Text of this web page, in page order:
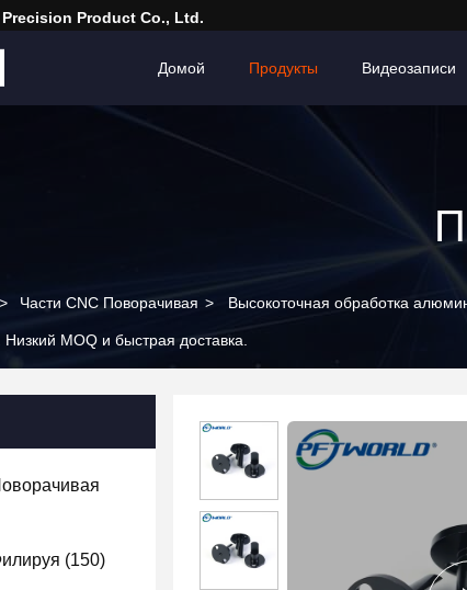
Product Co., Ltd.
Домой Продукты Видеозаписи
> Части CNC Поворачивая > Высокоточная обработка
MOQ и быстрая доставка.
(150)